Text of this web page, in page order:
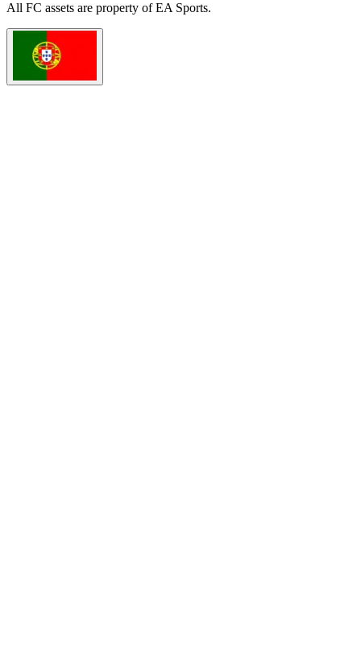
All FC assets are property of EA Sports.